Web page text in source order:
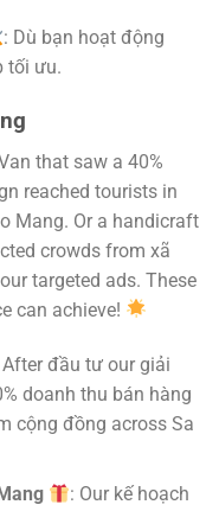
: Dù bạn hoạt động
tối ưu.
that saw a 40%
reached tourists in
Mang. Or a handicraft
crowds from xã
targeted ads. These
can achieve!
After đầu tư our giải
doanh thu bán hàng
cộng đồng across Sa
: Our kế hoạch